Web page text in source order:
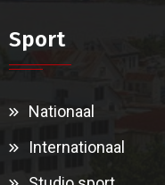
Sport
Nationaal
Internationaal